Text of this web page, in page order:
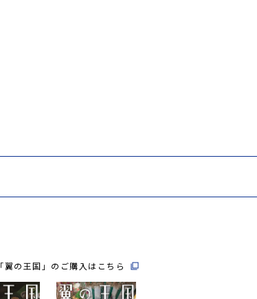
「翼の王国」のご購入はこちら